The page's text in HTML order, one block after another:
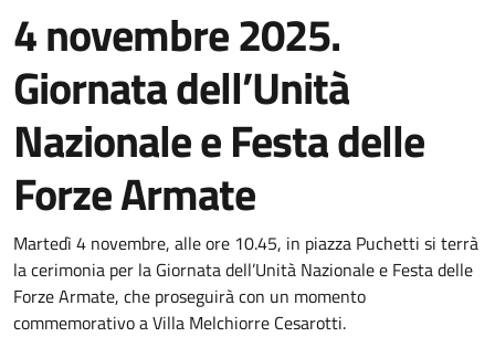
4 novembre 2025.
Giornata dell’Unità
Nazionale e Festa delle
Forze Armate
Dettagli della notizia
Martedì 4 novembre, alle ore 10.45, in piazza Puchetti si terrà
la cerimonia per la Giornata dell’Unità Nazionale e Festa delle
Forze Armate, che proseguirà con un momento
commemorativo a Villa Melchiorre Cesarotti.